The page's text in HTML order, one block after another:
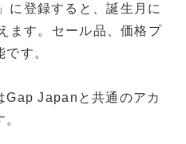
に登録すると、誕生月に
ます。セール品、価格プ
す。
Japanと共通のアカ